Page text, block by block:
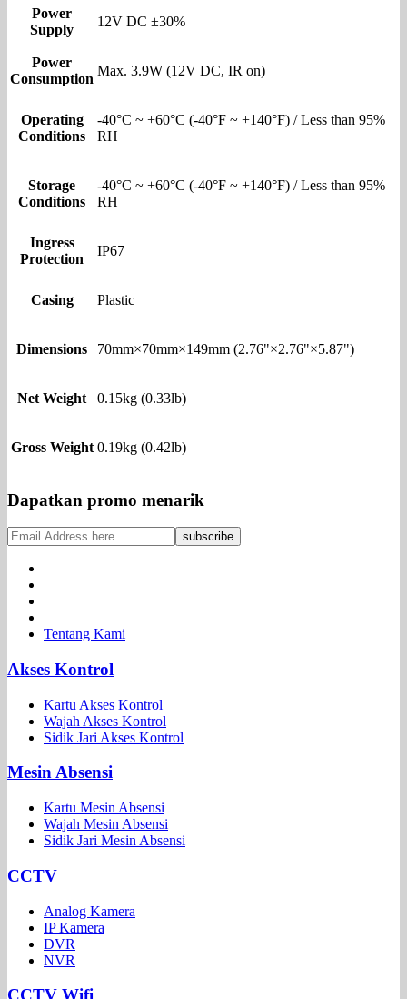
Power
Supply
12V DC ±30%
Power
Consumption
Max. 3.9W (12V DC, IR on)
Operating
Conditions
-40°C ~ +60°C (-40°F ~ +140°F) / Less than 95%
RH
Storage
Conditions
-40°C ~ +60°C (-40°F ~ +140°F) / Less than 95%
RH
Ingress
Protection
IP67
Casing Plastic
Dimensions 70mm×70mm×149mm (2.76"×2.76"×5.87")
Net Weight 0.15kg (0.33lb)
Gross Weight 0.19kg (0.42lb)
Dapatkan promo menarik
Tentang Kami
Akses Kontrol
Kartu Akses Kontrol
Wajah Akses Kontrol
Sidik Jari Akses Kontrol
Mesin Absensi
Kartu Mesin Absensi
Wajah Mesin Absensi
Sidik Jari Mesin Absensi
CCTV
Analog Kamera
IP Kamera
DVR
NVR
CCTV Wifi